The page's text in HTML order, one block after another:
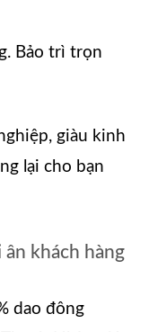
Bảo trì trọn
giàu kinh
lại cho bạn
khách hàng
dao đông